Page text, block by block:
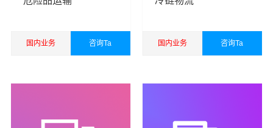
宁物流的优质平台，始终致力于为客户提供优质高效的广
国内业务 咨询Ta 国内业务 咨询Ta